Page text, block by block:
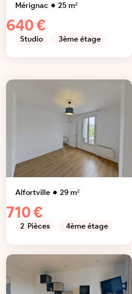
Mérignac 25m²
640 €
Studio 3ème étage
Alfortville 29m²
710 €
2 Pièces 4ème étage